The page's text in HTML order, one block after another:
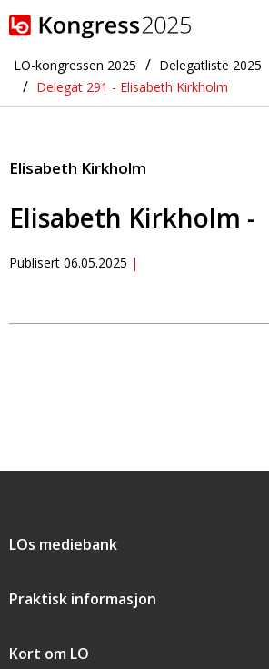
Gå til hovedinnhold
LO-kongressen 2025 Delegatliste 2025
Delegat 291 - Elisabeth Kirkholm
Elisabeth Kirkholm
Elisabeth Kirkholm -
Publisert 06.05.2025
Snarveier
LOs mediebank
Praktisk informasjon
Kort om LO